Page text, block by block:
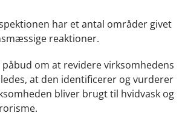
har et antal områder givet
reaktioner.
om at revidere virksomhedens
at den identificerer og vurderer
bliver brugt til hvidvask og